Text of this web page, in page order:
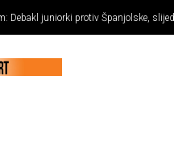
Debakl juniorki protiv Španjolske,